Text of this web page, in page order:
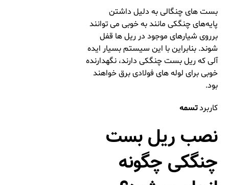
بست های چنگالی به دلیل داشتن
پایه‌های چنگکی مانند به خوبی می توانند
برروی شیارهای موجود در ریل ها قفل
شوند. بنابراین با این سیستم بسیار ایده
آلی که ریل بست چنگکی دارند، نگهدارنده
خوبی برای لوله های فولادی برق خواهند
بود.
کاربردتسمه
نصب ریل بست
چنگکی چگونه